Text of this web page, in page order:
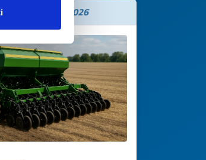
21 novembre 2026